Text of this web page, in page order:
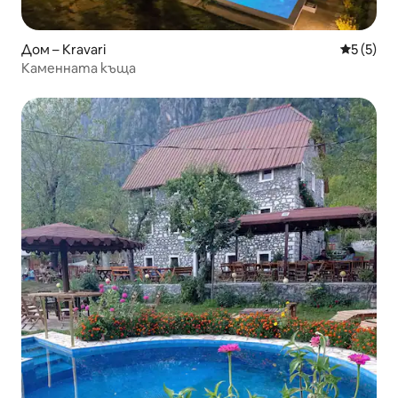
Дом – Kravari Средна
5 (5)
Каменната къща